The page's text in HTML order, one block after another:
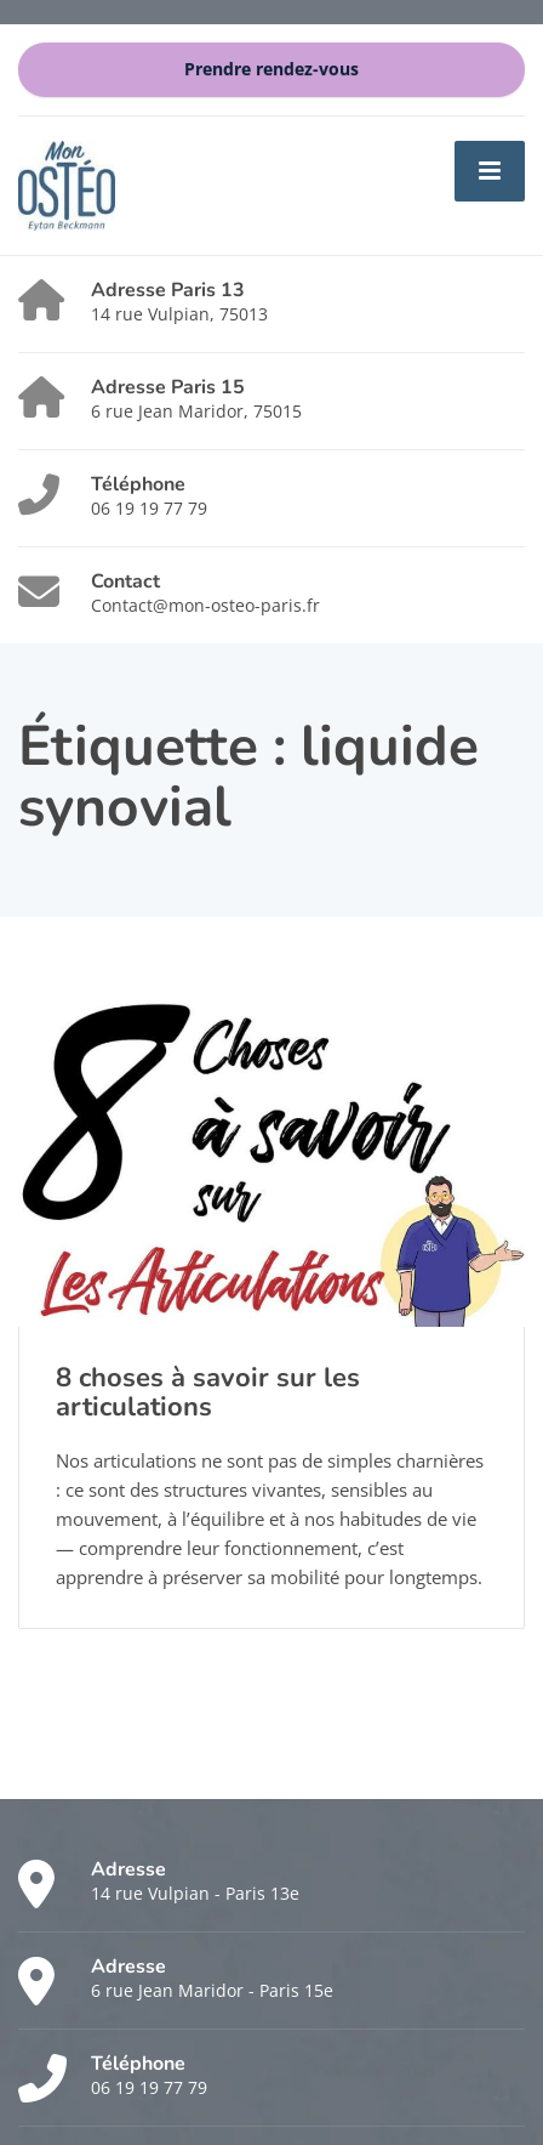
Prendre rendez-vous
Adresse Paris 13
14 rue Vulpian, 75013
Adresse Paris 15
6 rue Jean Maridor, 75015
Téléphone
06 19 19 77 79
Contact
Contact@mon-osteo-paris.fr
Étiquette : liquide
synovial
8 choses à savoir sur les
articulations
Nos articulations ne sont pas de simples charnières
: ce sont des structures vivantes, sensibles au
mouvement, à l’équilibre et à nos habitudes de vie
— comprendre leur fonctionnement, c’est
apprendre à préserver sa mobilité pour longtemps.
Adresse
14 rue Vulpian - Paris 13e
Adresse
6 rue Jean Maridor - Paris 15e
Téléphone
06 19 19 77 79